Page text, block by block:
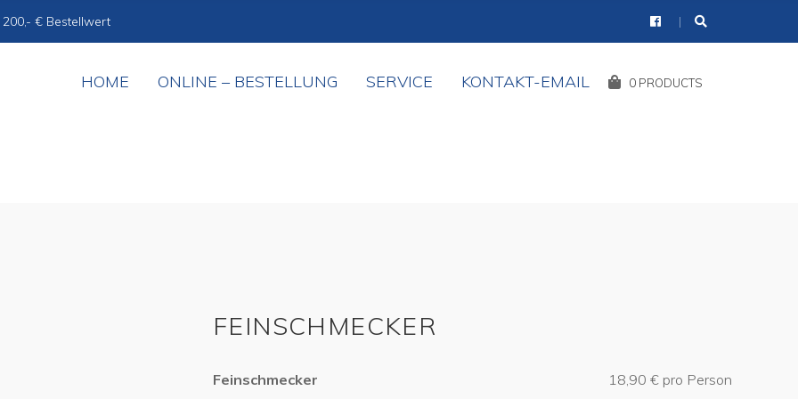
€ Bestellwert
HOME ONLINE – BESTELLUNG SERVICE KONTAKT-EMAIL
Shopping
0 PRODUCTS
FEINSCHMECKER
Feinschmecker
18,90 € pro Person